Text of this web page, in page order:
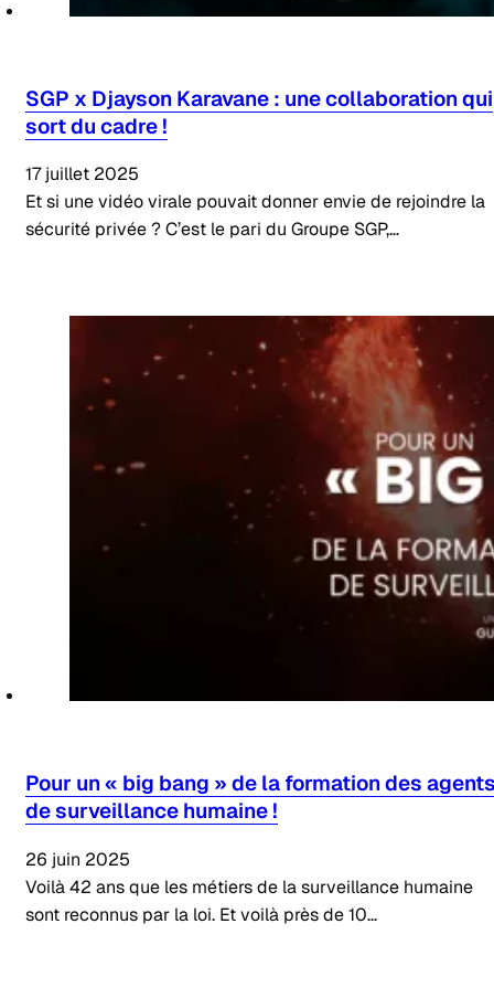
SGP x Djayson Karavane : une collaboration qui
sort du cadre !
17 juillet 2025
Et si une vidéo virale pouvait donner envie de rejoindre la
sécurité privée ? C’est le pari du Groupe SGP,…
Pour un « big bang » de la formation des
de surveillance humaine !
26 juin 2025
Voilà 42 ans que les métiers de la surveillance humaine
sont reconnus par la loi. Et voilà près de 10…